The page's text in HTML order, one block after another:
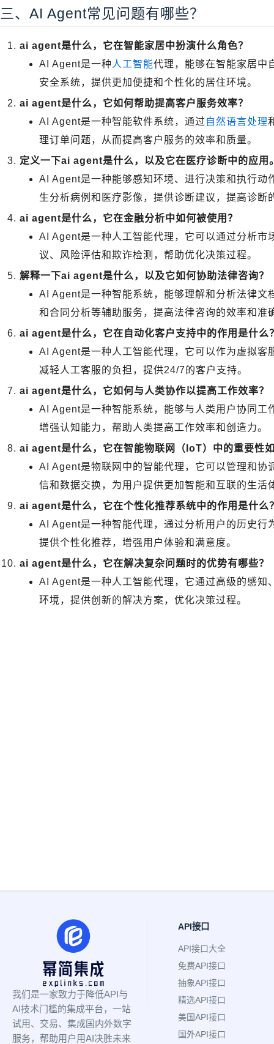
三、AI Agent常见问题有哪些？
ai agent是什么，它在智能家居中扮演什么角色？
AI Agent是一种 人工智能代理，能够在智能家居中
安全系统，提供更加便捷和个性化的居住环境。
ai agent是什么，它如何帮助提高客户服务效率？
AI Agent是一种智能软件系统，通过 自然语言处理
理订单问题，从而提高客户服务的效率和质量。
定义一下ai agent是什么，以及它在医疗诊断中的应用
AI Agent是一种能够感知环境、进行决策和执行动
生分析病例和医疗影像，提供诊断建议，提高诊断
ai agent是什么，它在金融分析中如何被使用？
AI Agent是一种人工智能代理，它可以通过分析市
议、风险评估和欺诈检测，帮助优化决策过程。
解释一下ai agent是什么，以及它如何协助法律咨询？
AI Agent是一种智能系统，能够理解和分析法律文
和合同分析等辅助服务，提高法律咨询的效率和准
ai agent是什么，它在自动化客户支持中的作用是什么
AI Agent是一种人工智能代理，它可以作为虚拟客
减轻人工客服的负担，提供24/7的客户支持。
ai agent是什么，它如何与人类协作以提高工作效率？
AI Agent是一种智能系统，能够与人类用户协同工
增强认知能力，帮助人类提高工作效率和创造力。
ai agent是什么，它在智能物联网（IoT）中的重要性
AI Agent是物联网中的智能代理，它可以管理和协
信和数据交换，为用户提供更加智能和互联的生活
ai agent是什么，它在个性化推荐系统中的作用是什么
AI Agent是一种智能代理，通过分析用户的历史行
提供个性化推荐，增强用户体验和满意度。
ai agent是什么，它在解决复杂问题时的优势有哪些？
AI Agent是一种人工智能代理，它通过高级的感知
环境，提供创新的解决方案，优化决策过程。
我们是一家致力于降低API与
AI技术门槛的集成平台，一站
试用、交易、集成国内外数字
服务，帮助用户用AI决胜未来
API接口
API接口大全
免费API接口
抽象API接口
精选API接口
美国API接口
国外API接口